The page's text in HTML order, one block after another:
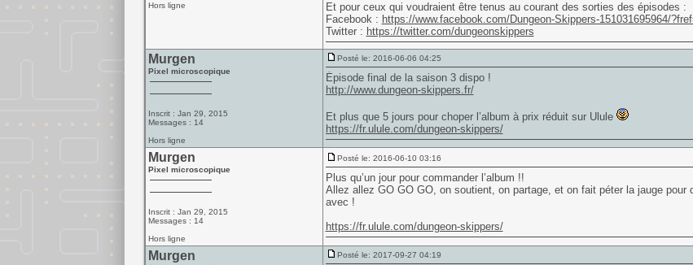
Hors ligne
Et pour ceux qui voudraient être tenus au courant des sorties des épisodes :
Facebook : https://www.facebook.com/Dungeon-Skippers-151031695964/
Twitter : https://twitter.com/dungeonskippers
Murgen
Pixel microscopique
Inscrit : Jan 29, 2015
Messages : 14
Hors ligne
Posté le: 2016-06-06 04:25
Épisode final de la saison 3 dispo !
http://www.dungeon-skippers.fr/
Et plus que 5 jours pour choper l’album à prix réduit sur Ulule
https://fr.ulule.com/dungeon-skippers/
Murgen
Pixel microscopique
Inscrit : Jan 29, 2015
Messages : 14
Hors ligne
Posté le: 2016-06-10 03:16
Plus qu’un jour pour commander l’album !!
Allez allez GO GO GO, on soutient, on partage, et on fait péter la jauge
avec !
https://fr.ulule.com/dungeon-skippers/
Murgen Posté le: 2017-09-27 04:19